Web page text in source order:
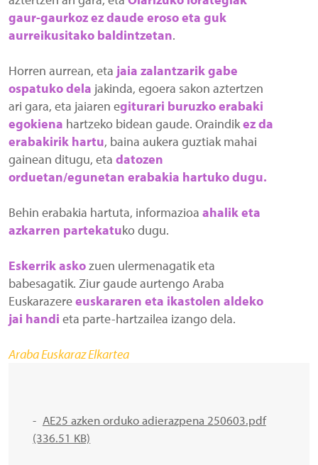
gaur-gaurkoz ez daude eroso eta guk
aurreikusitako baldintzetan.
Horren aurrean, eta jaia zalantzarik gabe
ospatuko dela jakinda, egoera sakon aztertzen
ari gara, eta jaiaren egiturari buruzko erabaki
egokiena hartzeko bidean gaude. Oraindikez da
erabakirik hartu, baina aukera guztiak mahai
gainean ditugu, eta datozen
orduetan/egunetan erabakia hartuko dugu.
Behin erabakia hartuta, informazioa ahalik eta
azkarren partekatuko dugu.
Eskerrik askozuen ulermenagatik eta
babesagatik. Ziur gaude aurtengo Araba
Euskarazereeuskararen eta ikastolen aldeko
jai handi eta parte-hartzailea izango dela.
Araba Euskaraz Elkartea
AE25 azken orduko adierazpena 250603.pdf
(336.51 KB)